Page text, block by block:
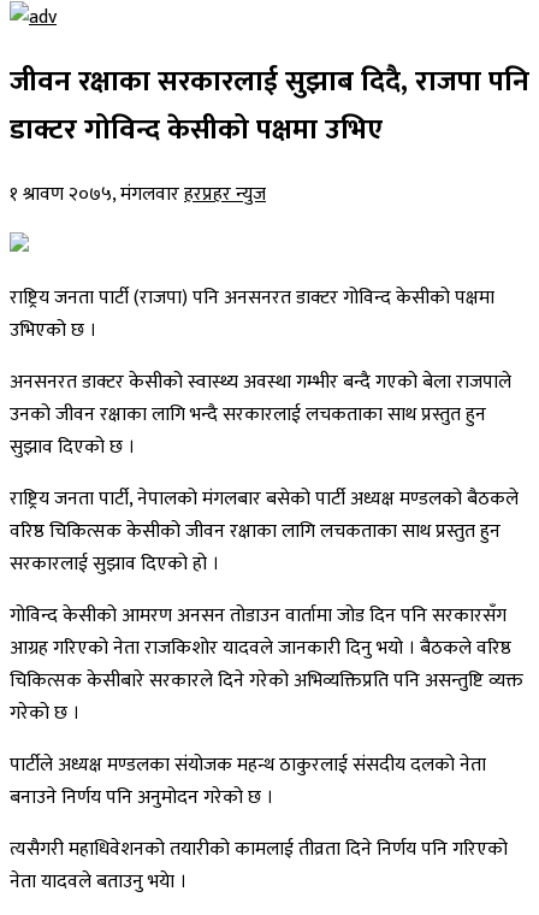
जीवन रक्षाका सरकारलाई सुझाब दिदै, राजपा पनि
डाक्टर गोविन्द केसीको पक्षमा उभिए
१ श्रावण २०७५, मंगलवारहरप्रहर न्युज
राष्ट्रिय जनता पार्टी (राजपा) पनि अनसनरत डाक्टर गोविन्द केसीको पक्षमा
उभिएको छ ।
अनसनरत डाक्टर केसीको स्वास्थ्य अवस्था गम्भीर बन्दै गएको बेला राजपाले
उनको जीवन रक्षाका लागि भन्दै सरकारलाई लचकताका साथ प्रस्तुत हुन
सुझाव दिएको छ ।
राष्ट्रिय जनता पार्टी, नेपालको मंगलबार बसेको पार्टी अध्यक्ष मण्डलको बैठकले
वरिष्ठ चिकित्सक केसीको जीवन रक्षाका लागि लचकताका साथ प्रस्तुत हुन
सरकारलाई सुझाव दिएको हो ।
गोविन्द केसीको आमरण अनसन तोडाउन वार्तामा जोड दिन पनि सरकारसँग
आग्रह गरिएको नेता राजकिशोर यादवले जानकारी दिनु भयो । बैठकले वरिष्ठ
चिकित्सक केसीबारे सरकारले दिने गरेको अभिव्यक्तिप्रति पनि असन्तुष्टि व्यक्त
गरेको छ ।
पार्टीले अध्यक्ष मण्डलका संयोजक महन्थ ठाकुरलाई संसदीय दलको नेता
बनाउने निर्णय पनि अनुमोदन गरेको छ ।
त्यसैगरी महाधिवेशनको तयारीको कामलाई तीव्रता दिने निर्णय पनि गरिएको
नेता यादवले बताउनु भयेा ।